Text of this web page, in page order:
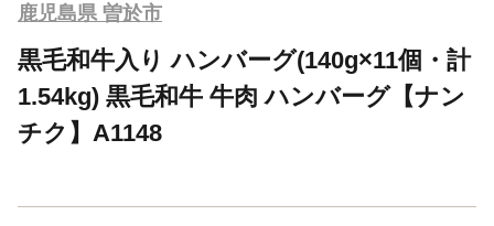
鹿児島県 曽於市
黒毛和牛入り ハンバーグ(140g×11個・計
1.54kg) 黒毛和牛 牛肉 ハンバーグ【ナン
チク】A1148